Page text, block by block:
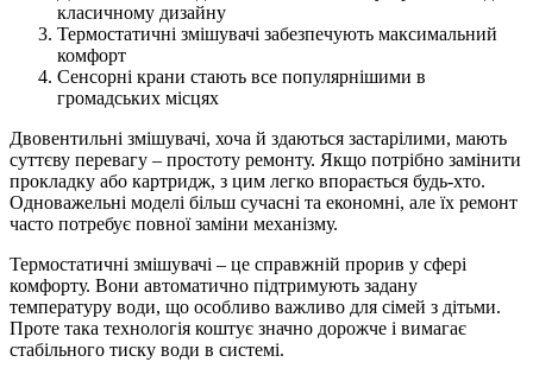
класичному дизайну
Термостатичні змішувачі забезпечують максимальний
комфорт
Сенсорні крани стають все популярнішими в
громадських місцях
Двовентильні змішувачі, хоча й здаються застарілими, мають
суттєву перевагу – простоту ремонту. Якщо потрібно замінити
прокладку або картридж, з цим легко впорається будь-хто.
Одноважельні моделі більш сучасні та економні, але їх ремонт
часто потребує повної заміни механізму.
Термостатичні змішувачі – це справжній прорив у сфері
комфорту. Вони автоматично підтримують задану
температуру води, що особливо важливо для сімей з дітьми.
Проте така технологія коштує значно дорожче і вимагає
стабільного тиску води в системі.